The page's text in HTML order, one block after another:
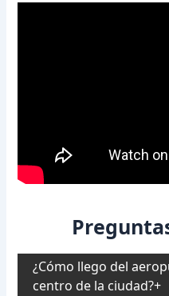
¿Cómo llego del
centro de la ciudad?